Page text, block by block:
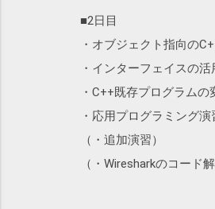
■2日目
・オブジェクト指向の
・インターフェイスの活
・C++既存プログラムの
・応用プログラミング演
（・追加演習）
（・Wiresharkのコード解